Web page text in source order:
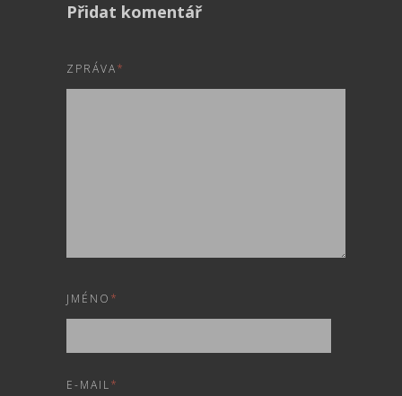
Přidat komentář
ZPRÁVA*
JMÉNO *
E-MAIL*